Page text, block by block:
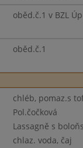
oběd.č.1 v BZL
oběd.č.1
chléb, pomaz.s
Pol.čočková
Lassagně s
chlaz. voda, čaj